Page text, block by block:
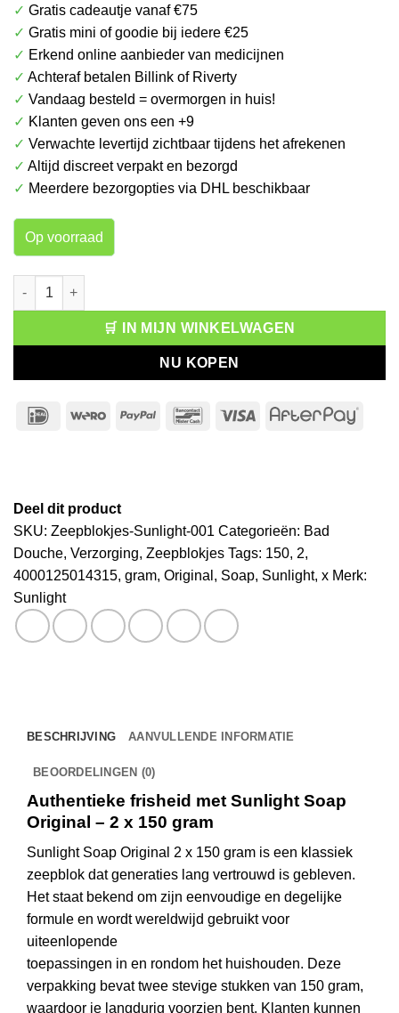
✓ Gratis cadeautje vanaf €75
✓ Gratis mini of goodie bij iedere €25
✓ Erkend online aanbieder van medicijnen
✓ Achteraf betalen Billink of Riverty
✓ Vandaag besteld = overmorgen in huis!
✓ Klanten geven ons een +9
✓ Verwachte levertijd zichtbaar tijdens het afrekenen
✓ Altijd discreet verpakt en bezorgd
✓ Meerdere bezorgopties via DHL beschikbaar
Op voorraad
Sunlight Soap Original 2 x 150 gram aantal
🛒 IN MIJN WINKELWAGEN
NU KOPEN
IDeal Wero PayPal Bancontact
Visa
Deel dit product
SKU: Zeepblokjes-Sunlight-001 Categorieën: Bad
Douche, Verzorging, Zeepblokjes Tags: 150, 2,
4000125014315, gram, Original , Soap, Sunlight, x Merk:
Sunlight
BESCHRIJVING AANVULLENDE INFORMATIE
BEOORDELINGEN (0)
Authentieke frisheid met Sunlight Soap
Original – 2 x 150 gram
Sunlight Soap Original 2 x 150 gram is een klassiek
zeepblok dat generaties lang vertrouwd is gebleven.
Het staat bekend om zijn eenvoudige en degelijke
formule en wordt wereldwijd gebruikt voor
uiteenlopende
toepassingen in en rondom het huishouden. Deze
verpakking bevat twee stevige stukken van 150 gram,
waardoor je langdurig voorzien bent. Klanten kunnen